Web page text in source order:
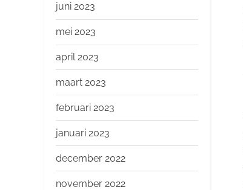
juni 2023
mei 2023
april 2023
maart 2023
februari 2023
januari 2023
december 2022
november 2022